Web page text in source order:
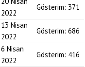
2022
Gösterim: 371
13 Nisan
2022
Gösterim: 686
6 Nisan
2022
Gösterim: 416